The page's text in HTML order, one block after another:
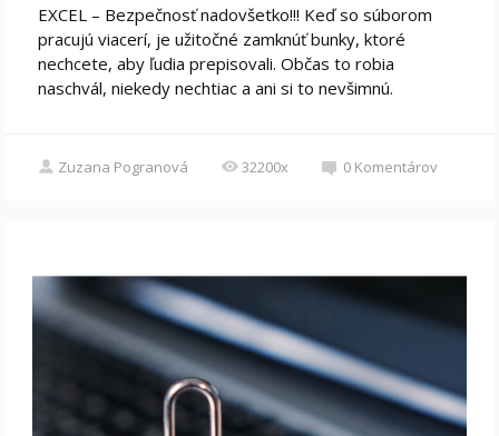
EXCEL – Bezpečnosť nadovšetko!!! Keď so súborom
pracujú viacerí, je užitočné zamknúť bunky, ktoré
nechcete, aby ľudia prepisovali. Občas to robia
naschvál, niekedy nechtiac a ani si to nevšimnú.
Zuzana Pogranová 32200x 0 Komentárov